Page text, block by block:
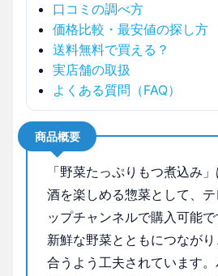
口コミの調べ方
価格比較・最安値の探し方
送料無料で買える？
実店舗の取扱
よくある質問（FAQ）
商品概要
「野菜たっぷりもつ煮込み
酒を楽しめる惣菜として、
ップチャンネルで購入可能
新鮮な野菜とともにつなが
合うよう工夫されています